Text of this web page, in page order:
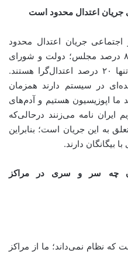
جریان اعتدال محدود است
جریان اعتدال محدود
است، لذا جریان اصلاحات حدود ۸۰ درصد مجلس؛ دولت و شورای
شهر را به خود اختصاص داده و تنها ۲۰ درصد اعتدال‌گرا هستند.
در سیستم دارند همزمان
ما اپوزیسیون هستیم و آدم‌های
ایران نامه می‌زنند درحالی‌که
به این جریان است؛ بنابراین
بیگانگان دارند.
چه سر و سری در مراکز
که نظام نمی‌داند؛ ما از مراکز